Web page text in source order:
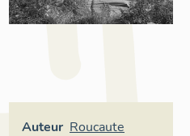
Auteur Roucaute